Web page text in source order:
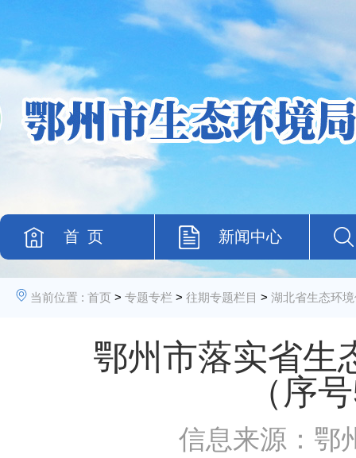
首 页 新闻中心
当前位置 : 首页 > 专题专栏 > 往期专题栏目 > 湖北省生态环
鄂州市落实省生
（序
信息来源：鄂